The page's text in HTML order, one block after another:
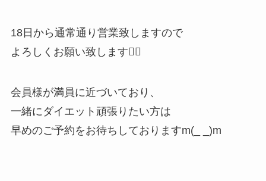
18日から通常通り営業致しますので
よろしくお願い致します🙇‍♀️
会員様が満員に近づいており、
一緒にダイエット頑張りたい方は
早めのご予約をお待ちしておりますm(_ _)m